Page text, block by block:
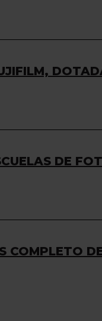
DE
COMPLETO